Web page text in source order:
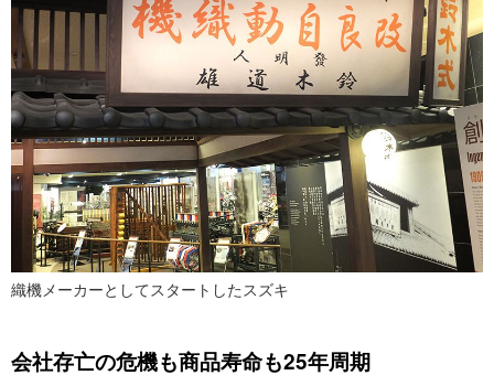
織機メーカーとしてスタートしたスズキ
会社存亡の危機も商品寿命も25年周期